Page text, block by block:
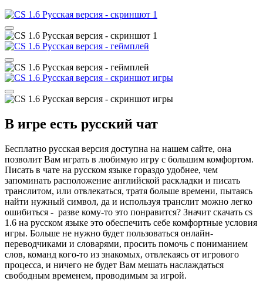
В игре есть русский чат
Бесплатно русская версия доступна на нашем сайте, она
позволит Вам играть в любимую игру с большим комфортом.
Писать в чате на русском языке гораздо удобнее, чем
запоминать расположение английской раскладки и писать
транслитом, или отвлекаться, тратя больше времени, пытаясь
найти нужный символ, да и используя транслит можно легко
ошибиться - разве кому-то это понравится? Значит скачать cs
1.6 на русском языке это обеспечить себе комфортные условия
игры. Больше не нужно будет пользоваться онлайн-
переводчиками и словарями, просить помочь с пониманием
слов, команд кого-то из знакомых, отвлекаясь от игрового
процесса, и ничего не будет Вам мешать наслаждаться
свободным временем, проводимым за игрой.